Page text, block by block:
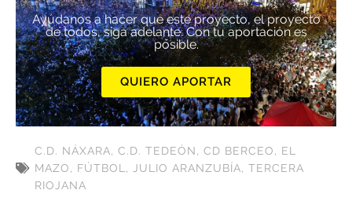
Ayúdanos a hacer que este proyecto, el proyecto
de todos, siga adelante. Con tu aportación es
posible.
QUIERO APORTAR
C.D. NÁXARA, C.D. TEDEÓN, CD BERCEO, EL
MAZO, FÚTBOL, JULIO ARANZUBÍA, TERCERA
RIOJANA